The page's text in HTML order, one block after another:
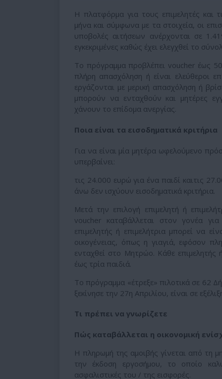
Η πλατφόρμα για τους επιμελητές και
μήνα και σύμφωνα με τα στοιχεία, οι
υποβολές αιτήσεων ανέρχονται σε
εγκεκριμένες καθώς έχει ελεγχθεί το
Το πρόγραμμα προβλέπει voucher έως
πλήρη απασχόληση ή είναι ελεύθεροι
εργάζονται με μερική απασχόληση ή
μπορούν να ενταχθούν και μητέρες
χάνουν το επίδομα ανεργίας.
Ποια είναι τα εισοδηματικά κριτήρια
Για να είναι μία μητέρα ωφελούμενο
υπερβαίνει:
τις 24.000 ευρώ για ένα παιδί καιτις
άνω δεν ισχύουν εισοδηματικά κριτήρια.
Μετά την επιλογή επιμελητή ή
voucher καταβάλλεται στον γονέα
επιμελητής ή επιμελήτρια μπορεί να
οικογένειας, όπως η γιαγιά, εφόσον
ενταχθεί στο Μητρώο. Κάθε επιμελητής
έως τρία παιδιά.
Το πρόγραμμα «έτρεξε» πιλοτικά σε 62
ξεκίνησε την 27η Απριλίου, είναι σε
Τι πρέπει να γνωρίζετε
Πώς καταβάλλεται η οικονομική
Η πληρωμή της αμοιβής γίνεται από τη
την έκδοση εργοσήμου, το οποίο
ασφαλιστικές του / της εισφορές.